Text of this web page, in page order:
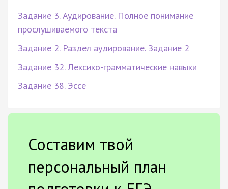
Задание 3. Аудирование. Полное понимание
прослушиваемого текста
Задание 2. Раздел аудирование. Задание 2
Задание 32. Лексико-грамматические навыки
Задание 38. Эссе
Составим твой
персональный план